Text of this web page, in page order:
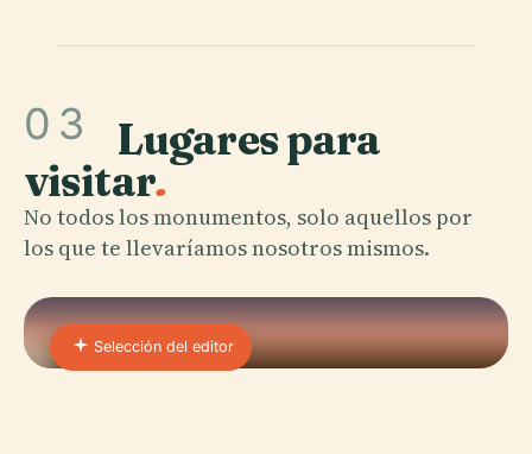
03 Lugares para
visitar.
No todos los monumentos, solo aquellos por
los que te llevaríamos nosotros mismos.
Selección del editor